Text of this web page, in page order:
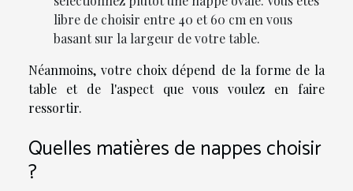
libre de choisir entre 40 et 60 cm en vous
basant sur la largeur de votre table.
Néanmoins, votre choix dépend de la forme de la
table et de l'aspect que vous voulez en faire
ressortir.
Quelles matières de nappes choisir
?